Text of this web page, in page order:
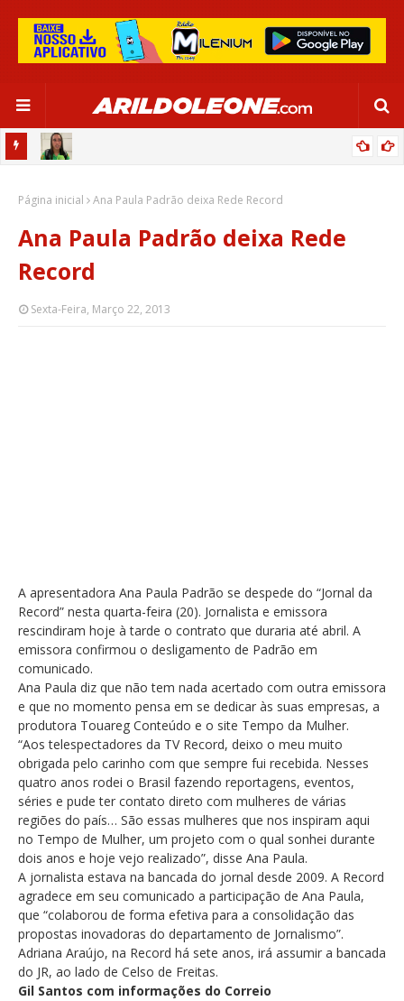
“MAIOR PRESENTE DA MINHA CARREIRA”
Página inicial Ana Paula Padrão deixa Rede Record
Ana Paula Padrão deixa Rede
Record
Sexta-Feira, Março 22, 2013
A apresentadora Ana Paula Padrão se despede do “Jornal da
Record” nesta quarta-feira (20). Jornalista e emissora
rescindiram hoje à tarde o contrato que duraria até abril. A
emissora confirmou o desligamento de Padrão em
comunicado.
Ana Paula diz que não tem nada acertado com outra emissora
e que no momento pensa em se dedicar às suas empresas, a
produtora Touareg Conteúdo e o site Tempo da Mulher.
“Aos telespectadores da TV Record, deixo o meu muito
obrigada pelo carinho com que sempre fui recebida. Nesses
quatro anos rodei o Brasil fazendo reportagens, eventos,
séries e pude ter contato direto com mulheres de várias
regiões do país… São essas mulheres que nos inspiram aqui
no Tempo de Mulher, um projeto com o qual sonhei durante
dois anos e hoje vejo realizado”, disse Ana Paula.
A jornalista estava na bancada do jornal desde 2009. A Record
agradece em seu comunicado a participação de Ana Paula,
que “colaborou de forma efetiva para a consolidação das
propostas inovadoras do departamento de Jornalismo”.
Adriana Araújo, na Record há sete anos, irá assumir a bancada
do JR, ao lado de Celso de Freitas.
Gil Santos com informações do Correio